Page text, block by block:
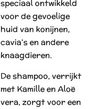
speciaal ontwikkeld
voor de gevoelige
huid van konijnen,
cavia’s en andere
knaagdieren.
De shampoo, verrijkt
met Kamille en Aloë
vera, zorgt voor een